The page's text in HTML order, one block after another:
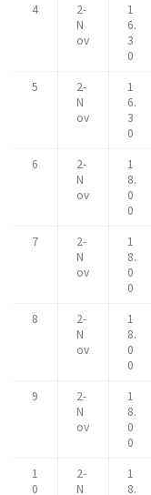
4
2-
N
ov
1
6.
3
0
5
2-
N
ov
1
6.
3
0
6
2-
N
ov
1
8.
0
0
7
2-
N
ov
1
8.
0
0
8
2-
N
ov
1
8.
0
0
9
2-
N
ov
1
8.
0
0
1
0
2-
N
1
8.